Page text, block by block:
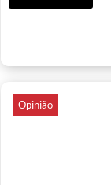
Opinião